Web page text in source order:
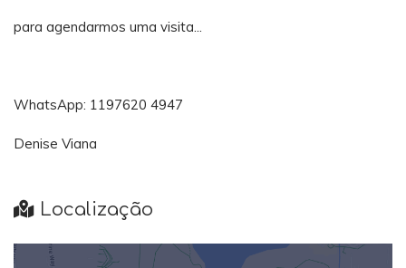
para agendarmos uma visita...
WhatsApp: 1197620 4947
Denise Viana
Localização